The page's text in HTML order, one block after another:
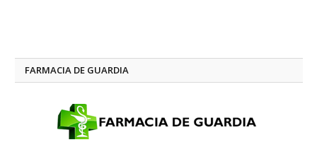
FARMACIA DE GUARDIA